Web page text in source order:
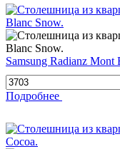
Samsung Radianz Mont
Подробнее